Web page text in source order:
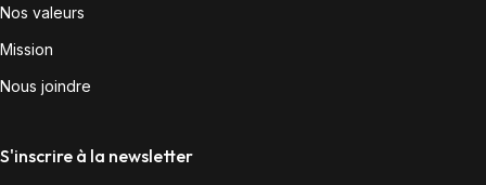
Nos valeurs
Mission
Nous joindre
S'inscrire à la newsletter